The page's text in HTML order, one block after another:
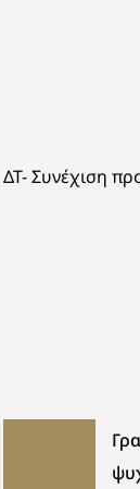
ΔΤ- Συνέχιση